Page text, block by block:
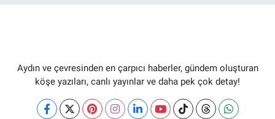
Aydın ve çevresinden en çarpıcı haberler, gündem oluşturan
köşe yazıları, canlı yayınlar ve daha pek çok detay!